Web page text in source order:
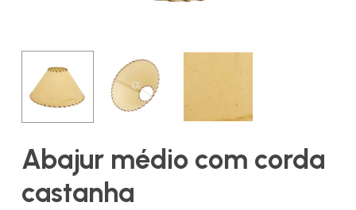
Abajur médio com corda
castanha